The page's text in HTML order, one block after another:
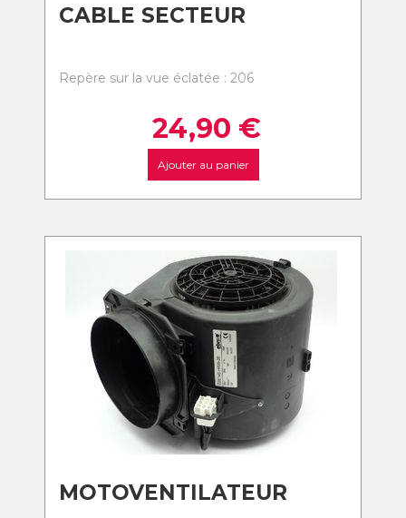
CABLE SECTEUR
Repère sur la vue éclatée : 206
24,90 €
Ajouter au panier
MOTOVENTILATEUR